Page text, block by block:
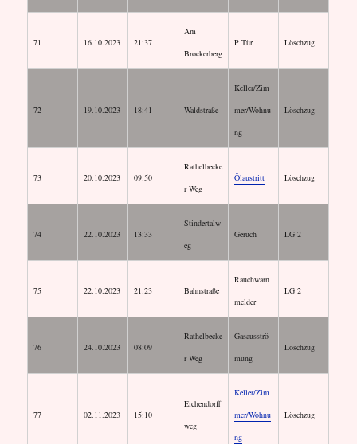
71 16.10.2023 21:37
Am
Brockerberg
P Tür Löschzug
72 19.10.2023 18:41 Waldstraße
Keller/Zim
mer/Wohnu
ng
Löschzug
73 20.10.2023 09:50
Rathelbecke
r Weg
Ölaustritt Löschzug
74 22.10.2023 13:33
Stindertalw
eg
Geruch LG 2
75 22.10.2023 21:23 Bahnstraße
Rauchwarn
melder
LG 2
76 24.10.2023 08:09
Rathelbecke
r Weg
Gasausströ
mung
Löschzug
77 02.11.2023 15:10
Eichendorff
weg
Keller/Zim
mer/Wohnu
ng
Löschzug